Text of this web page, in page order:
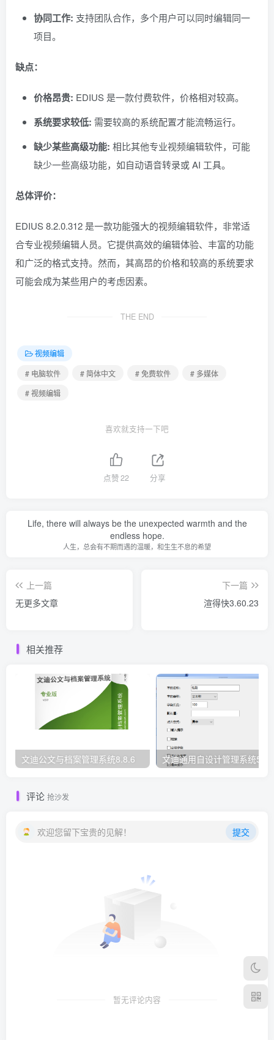
协同工作: 支持团队合作，多个用户可以同时编辑同一
项目。
缺点：
价格昂贵: EDIUS 是一款付费软件，价格相对较高。
系统要求较低: 需要较高的系统配置才能流畅运行。
缺少某些高级功能: 相比其他专业视频编辑软件，可能
缺少一些高级功能，如自动语音转录或 AI 工具。
总体评价：
EDIUS 8.2.0.312 是一款功能强大的视频编辑软件，非常适
合专业视频编辑人员。它提供高效的编辑体验、丰富的功能
和广泛的格式支持。然而，其高昂的价格和较高的系统要求
可能会成为某些用户的考虑因素。
THE END
视频编辑
# 电脑软件
# 简体中文 # 免费软件
# 多媒体
# 视频编辑
喜欢就支持一下吧
点赞22 分享
Life, there will always be the unexpected warmth and the
endless hope.
人生，总会有不期而遇的温暖，和生生不息的希望
上一篇
无更多文章
下一篇
渲得快3.60.23
相关推荐
文迪公文与档案管理系统8.8.6 文迪通用自设计管理系统
评论 抢沙发
欢迎您留下宝贵的见解！ 提交
暂无评论内容